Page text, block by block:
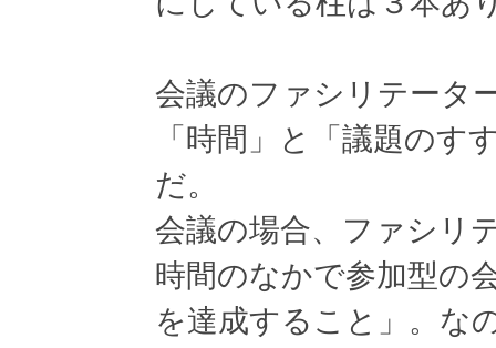
会議のファシリテータ
「時間」と「議題のす
だ。
会議の場合、ファシリ
時間のなかで参加型の
を達成すること」。な